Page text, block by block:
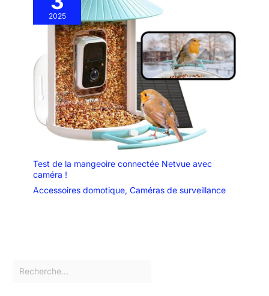
2025
Test de la mangeoire connectée Netvue avec
caméra !
Accessoires domotique, Caméras de surveillance